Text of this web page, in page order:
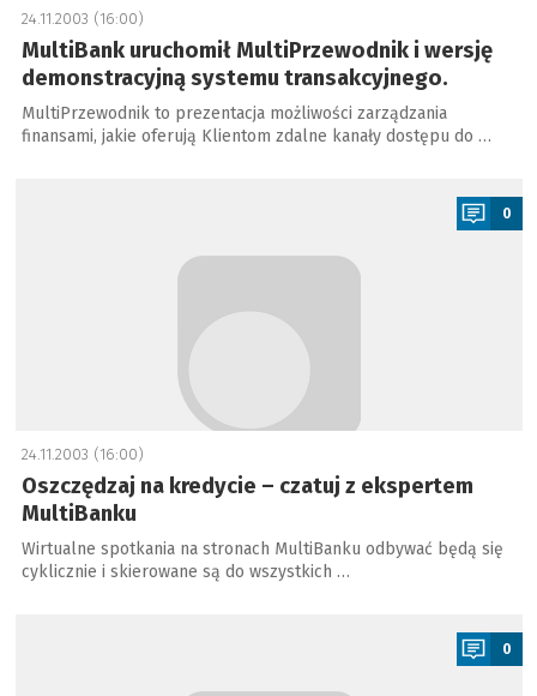
24.11.2003 (16:00)
MultiBank uruchomił MultiPrzewodnik i wersję
demonstracyjną systemu transakcyjnego.
MultiPrzewodnik to prezentacja możliwości zarządzania
finansami, jakie oferują Klientom zdalne kanały dostępu do …
0
24.11.2003 (16:00)
Oszczędzaj na kredycie – czatuj z ekspertem
MultiBanku
Wirtualne spotkania na stronach MultiBanku odbywać będą się
cyklicznie i skierowane są do wszystkich …
0